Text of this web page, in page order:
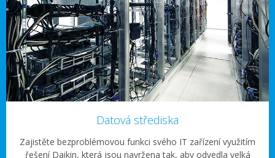
Datová střediska
Zajistěte bezproblémovou funkci svého IT zařízení využitím
řešení Daikin, která jsou navržena tak, aby odvedla velká